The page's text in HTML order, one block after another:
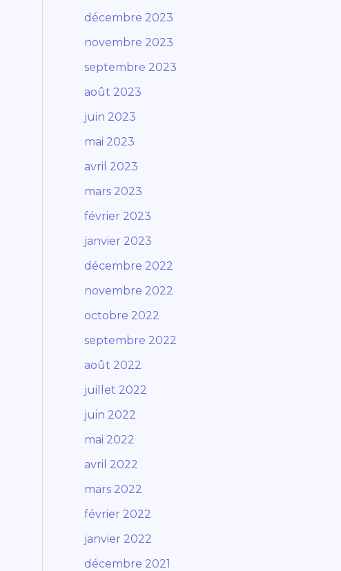
décembre 2023
novembre 2023
septembre 2023
août 2023
juin 2023
mai 2023
avril 2023
mars 2023
février 2023
janvier 2023
décembre 2022
novembre 2022
octobre 2022
septembre 2022
août 2022
juillet 2022
juin 2022
mai 2022
avril 2022
mars 2022
février 2022
janvier 2022
décembre 2021